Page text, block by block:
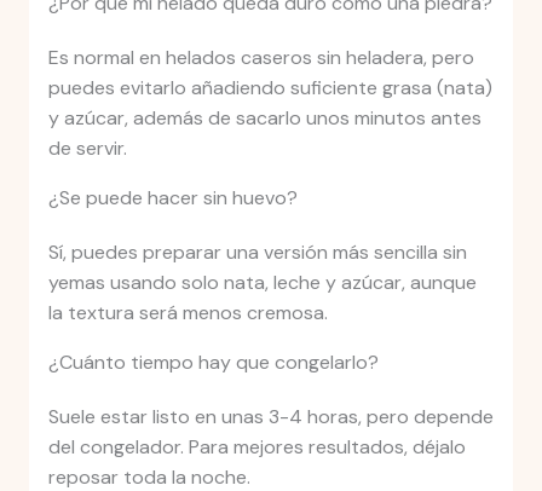
Es normal en helados caseros sin heladera, pero
puedes evitarlo añadiendo suficiente grasa (nata)
y azúcar, además de sacarlo unos minutos antes
de servir.
¿Se puede hacer sin huevo?
Sí, puedes preparar una versión más sencilla sin
yemas usando solo nata, leche y azúcar, aunque
la textura será menos cremosa.
¿Cuánto tiempo hay que congelarlo?
Suele estar listo en unas 3-4 horas, pero depende
del congelador. Para mejores resultados, déjalo
reposar toda la noche.